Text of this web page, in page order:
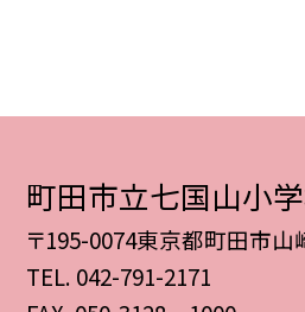
町田市立七国山小
〒195-0074東京都町田市山
TEL. 042-791-2171